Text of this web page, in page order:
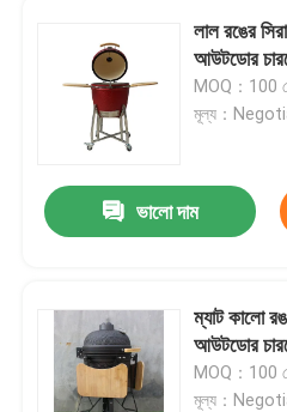
লাল রঙের
আউটডোর
MOQ：100
মূল্য：
ভালো দাম
ম্যাট কালো
আউটডোর
MOQ：100
মূল্য：